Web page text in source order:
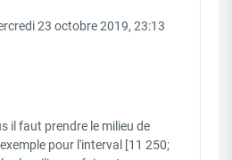
23 octobre 2019, 23:13
il faut prendre le milieu de
pour l'interval [11 250;